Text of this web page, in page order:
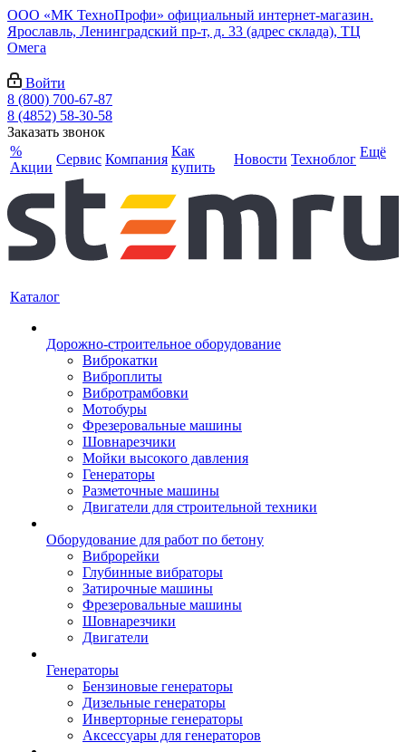
ООО «МК ТехноПрофи» официальный интернет-магазин.
Ярославль, Ленинградский пр-т, д. 33 (адрес склада), ТЦ
Омега
Войти
8 (800) 700-67-87
8 (4852) 58-30-58
Заказать звонок
%
Акции
Сервис Компания
Как
купить
Новости Техноблог Ещё
Каталог
Дорожно-строительное оборудование
Виброкатки
Виброплиты
Вибротрамбовки
Мотобуры
Фрезеровальные машины
Шовнарезчики
Мойки высокого давления
Генераторы
Разметочные машины
Двигатели для строительной техники
Оборудование для работ по бетону
Виброрейки
Глубинные вибраторы
Затирочные машины
Фрезеровальные машины
Шовнарезчики
Двигатели
Генераторы
Бензиновые генераторы
Дизельные генераторы
Инверторные генераторы
Аксессуары для генераторов